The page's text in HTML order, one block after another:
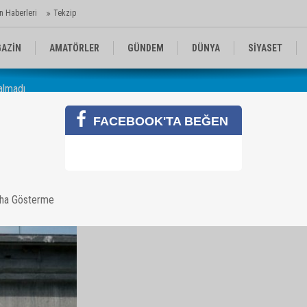
Haberleri Tekzip
AMATÖRLER GÜNDEM DÜNYA SİYASET
KOMİKLER
FACEBOOK'TA BEĞEN
Gösterme